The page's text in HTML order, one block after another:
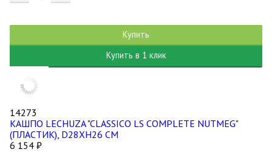
Купить
Купить в 1 клик
14273
КАШПО LECHUZA "CLASSICO LS COMPLETE NUTMEG"
(ПЛАСТИК), D28XH26 СМ
6 154 ₽